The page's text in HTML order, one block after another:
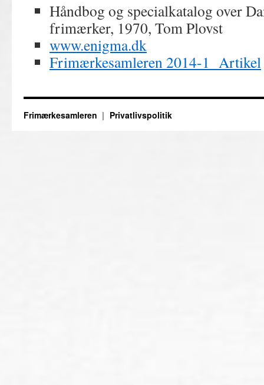
Håndbog og specialkatalog over
frimærker, 1970, Tom Plovst
www.enigma.dk
Frimærkesamleren 2014-1 Artikel
Frimærkesamleren Privatlivspolitik